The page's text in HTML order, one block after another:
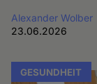
Alexander Wolber
23.06.2026
GESUNDHEIT